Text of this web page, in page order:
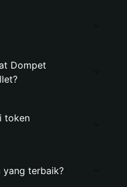
Dompet
token
yang terbaik?